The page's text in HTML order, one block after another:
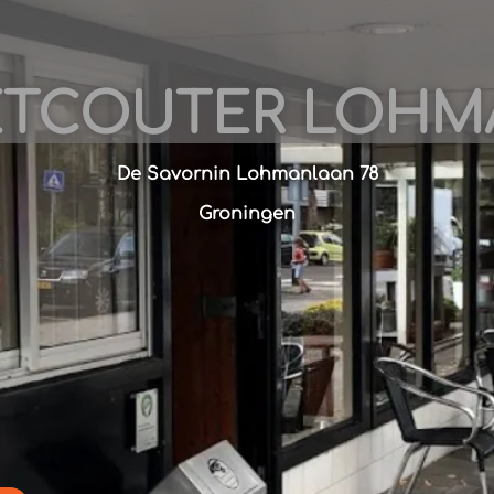
De Savornin Lohmanlaan 78
Groningen